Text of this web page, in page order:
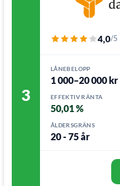
3
4,0/5
LÅNEBELOPP
1 000–20 000 kr
EFFEKTIV RÄNTA
50,01 %
ÅLDERSGRÄNS
20 - 75 år